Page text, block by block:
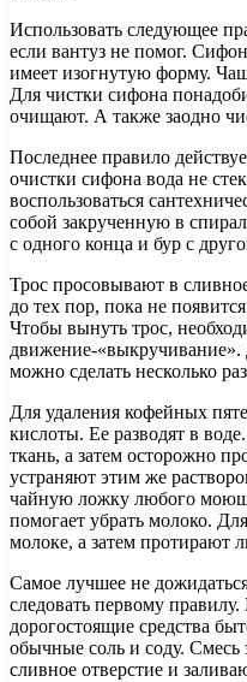
Использовать следующее
если вантуз не помог.
имеет изогнутую форму.
Для чистки сифона
очищают. А также заодно
Последнее правило
очистки сифона вода не
воспользоваться
собой закрученную в
с одного конца и бур с
Трос просовывают в
до тех пор, пока не
Чтобы вынуть трос,
движение-
можно сделать несколько
Для удаления кофейных
кислоты. Ее разводят в
ткань, а затем осторожно
устраняют этим же
чайную ложку любого
помогает убрать молоко.
молоке, а затем протирают
Самое лучшее не
следовать первому правилу.
дорогостоящие средства
обычные соль и соду. Смесь
сливное отверстие и